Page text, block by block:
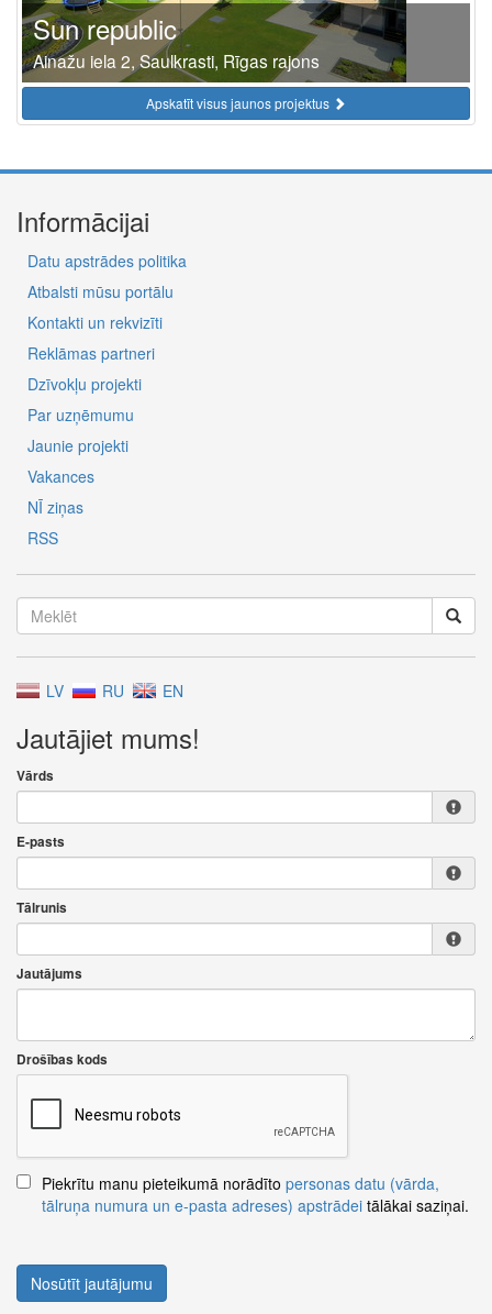
Sun republic
Ainažu iela 2, Saulkrasti, Rīgas rajons
Apskatīt visus jaunos projektus
Informācijai
Datu apstrādes politika
Atbalsti mūsu portālu
Kontakti un rekvizīti
Reklāmas partneri
Dzīvokļu projekti
Par uzņēmumu
Jaunie projekti
Vakances
NĪ ziņas
RSS
LV RU EN
Jautājiet mums!
Vārds
E-pasts
Tālrunis
Jautājums
Drošības kods
Piekrītu manu pieteikumā norādīto personas datu (vārda,
tālruņa numura un e-pasta adreses) apstrādei tālākai saziņai.
Nosūtīt jautājumu